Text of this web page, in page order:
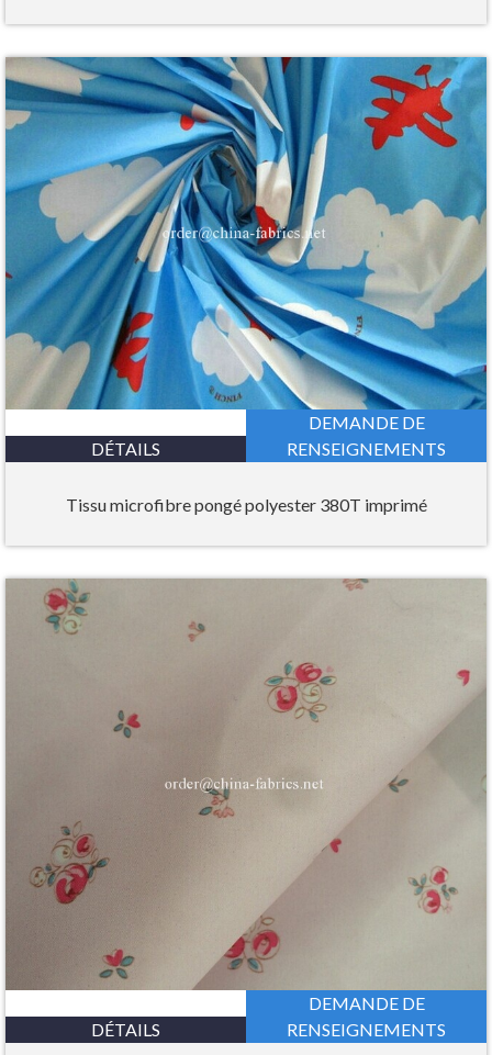
DÉTAILS
DEMANDE DE
RENSEIGNEMENTS
Tissu microfibre pongé polyester 380T imprimé
DÉTAILS
DEMANDE DE
RENSEIGNEMENTS